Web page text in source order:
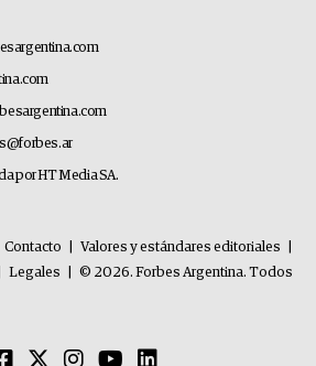
por HT Media SA.
Contacto Valores y estándares editoriales
Legales
© 2026. Forbes Argentina. Todos